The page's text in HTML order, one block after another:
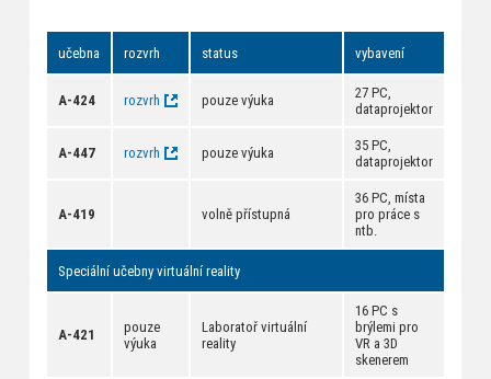
učebna rozvrh status vybavení
A-424 rozvrh pouze výuka
27 PC,
dataprojektor
A-447 rozvrh pouze výuka
35 PC,
dataprojektor
A-419 volně přístupná
36 PC, místa
pro práce s
ntb.
Speciální učebny virtuální reality
A-421
pouze
výuka
Laboratoř virtuální
reality
16 PC s
brýlemi pro
VR a 3D
skenerem